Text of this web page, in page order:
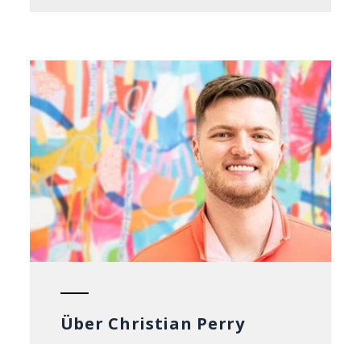
Über Christian Perry